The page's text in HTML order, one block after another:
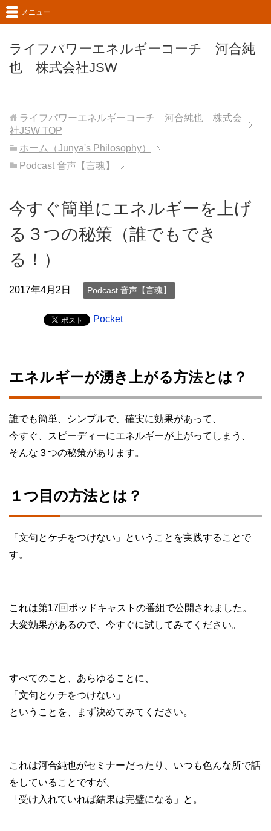
ライフパワーエネルギーコーチ 河合純
也 株式会社JSW
メニュー
ライフパワーエネルギーコーチ 河合純也 株式会
社JSW TOP
ホーム（Junya's Philosophy）
Podcast 音声【言魂】
今すぐ簡単にエネルギーを上げ
る３つの秘策（誰でもでき
る！）
2017年4月2日 Podcast 音声【言魂】
Pocket
エネルギーが湧き上がる方法とは？
誰でも簡単、シンプルで、確実に効果があって、
今すぐ、スピーディーにエネルギーが上がってしまう、
そんな３つの秘策があります。
１つ目の方法とは？
「文句とケチをつけない」ということを実践することで
す。
これは第17回ポッドキャストの番組で公開されました。
大変効果があるので、今すぐに試してみてください。
すべてのこと、あらゆることに、
「文句とケチをつけない」
ということを、まず決めてみてください。
これは河合純也がセミナーだったり、いつも色んな所で話
をしていることですが、
「受け入れていれば結果は完璧になる」と。